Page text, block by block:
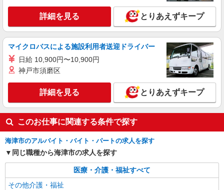
詳細を見る とりあえずキープ
マイクロバスによる施設利用者送迎ドライバー
日給 10,900円〜10,900円
神戸市須磨区
詳細を見る とりあえずキープ
このお仕事に関連する条件で探す
海津市のアルバイト・バイト・パートの求人を探す
同じ職種から海津市の求人を探す
医療・介護・福祉すべて
その他介護・福祉